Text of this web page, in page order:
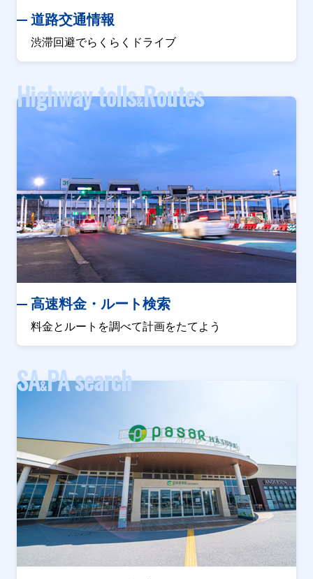
道路交通情報
渋滞回避でらくらくドライブ
Highway tolls&Routes
高速料金・ルート検索
料金とルートを調べて計画をたてよう
SA&PA search